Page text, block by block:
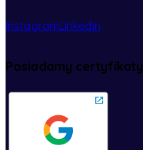
InstagramLinkedin
Posiadamy certyfikaty